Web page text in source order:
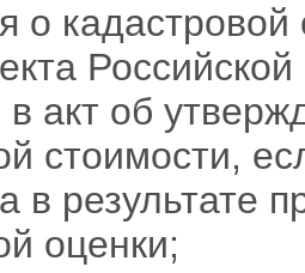
о
акт об
стоимости,
в результате
оценки;